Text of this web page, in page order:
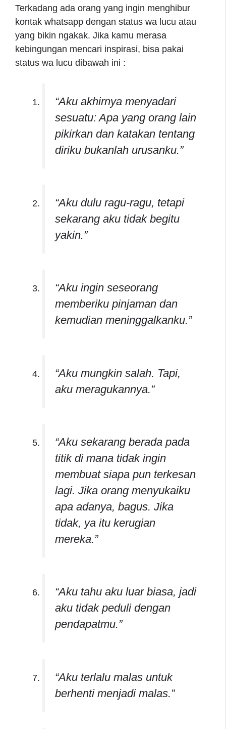
Terkadang ada orang yang ingin menghibur
kontak whatsapp dengan status wa lucu atau
yang bikin ngakak. Jika kamu merasa
kebingungan mencari inspirasi, bisa pakai
status wa lucu dibawah ini :
“Aku akhirnya menyadari
sesuatu: Apa yang orang lain
pikirkan dan katakan tentang
diriku bukanlah urusanku.”
“Aku dulu ragu-ragu, tetapi
sekarang aku tidak begitu
yakin.”
“Aku ingin seseorang
memberiku pinjaman dan
kemudian meninggalkanku.”
“Aku mungkin salah. Tapi,
aku meragukannya.”
“Aku sekarang berada pada
titik di mana tidak ingin
membuat siapa pun terkesan
lagi. Jika orang menyukaiku
apa adanya, bagus. Jika
tidak, ya itu kerugian
mereka.”
“Aku tahu aku luar biasa, jadi
aku tidak peduli dengan
pendapatmu.”
“Aku terlalu malas untuk
berhenti menjadi malas.”